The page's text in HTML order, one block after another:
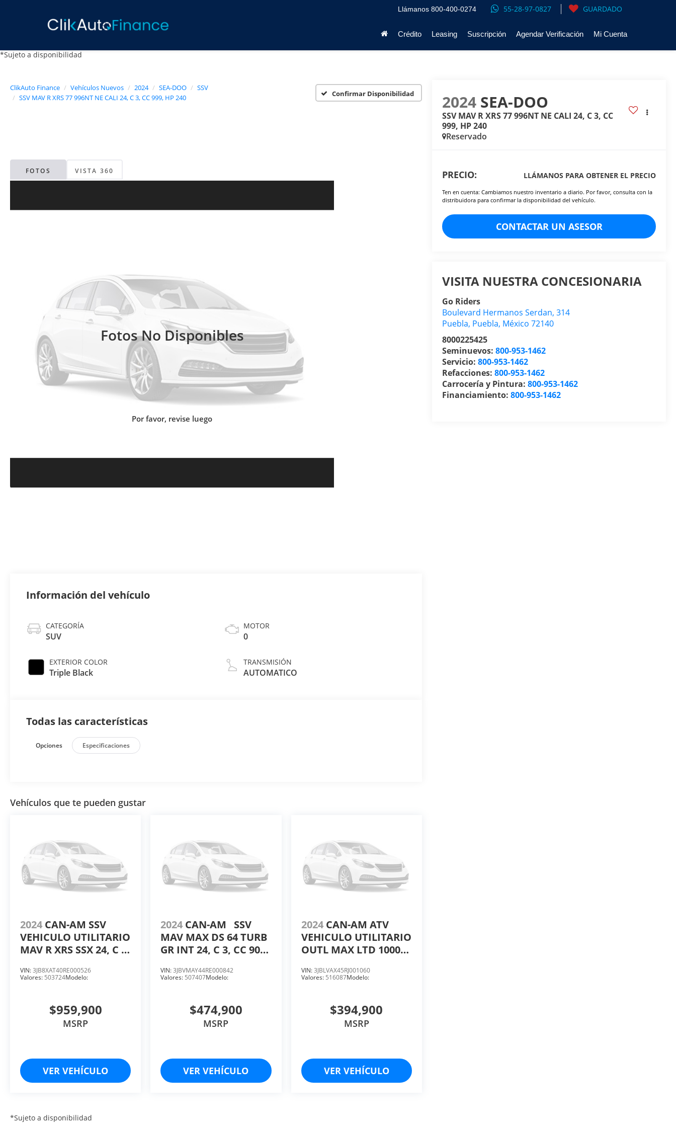
Llámanos 800-400-0274 55-28-97-0827 GUARDADO
Crédito Leasing Suscripción Agendar Verificación Mi Cuenta
*Sujeto a disponibilidad
ClikAuto Finance Vehículos Nuevos 2024 SEA-DOO
SSV
SSV MAV R XRS 77 996NT NE CALI 24, C 3, CC 999, HP 240
Confirmar Disponibilidad
FOTOS VISTA 360
Fotos No Disponibles
Por favor, revise luego
2024 SEA-DOO
SSV MAV R XRS 77 996NT NE CALI 24, C 3, CC
999, HP 240
Reservado
PRECIO: LLÁMANOS PARA OBTENER EL PRECIO
Ten en cuenta: Cambiamos nuestro inventario a diario. Por favor, consulta con la
distribuidora para confirmar la disponibilidad del vehículo.
CONTACTAR UN ASESOR
VISITA NUESTRA CONCESIONARIA
Go Riders
Boulevard Hermanos Serdan, 314
Puebla, Puebla, México 72140
8000225425
Seminuevos:800-953-1462
Servicio:800-953-1462
Refacciones:800-953-1462
Carrocería y Pintura:800-953-1462
Financiamiento:800-953-1462
Información del vehículo
CATEGORÍA
SUV
EXTERIOR COLOR
Triple Black
MOTOR
0
TRANSMISIÓN
AUTOMATICO
Todas las características
Opciones Especificaciones
Vehículos que te pueden gustar
2024 CAN-AM SSV
VEHICULO UTILITARIO
MAV R XRS SSX 24, C 3,
VIN:3JB8XAT40RE000526
Valores: 503724Modelo:
$959,900
MSRP
VER VEHÍCULO
2024 CAN-AM
SSV
MAV MAX DS 64 TURB
GR INT 24, C 3, CC 900.
VIN:3JBVMAY44RE000842
Valores: 507407Modelo:
$474,900
MSRP
VER VEHÍCULO
2024 CAN-AM ATV
VEHICULO UTILITARIO
OUTL MAX LTD 1000R
HP 91.
VIN:3JBLVAX45RJ001060
Valores: 516087Modelo:
$394,900
MSRP
VER VEHÍCULO
*Sujeto a disponibilidad